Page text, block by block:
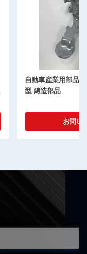
自動車産業用部品
型 鋳造部品
お問い